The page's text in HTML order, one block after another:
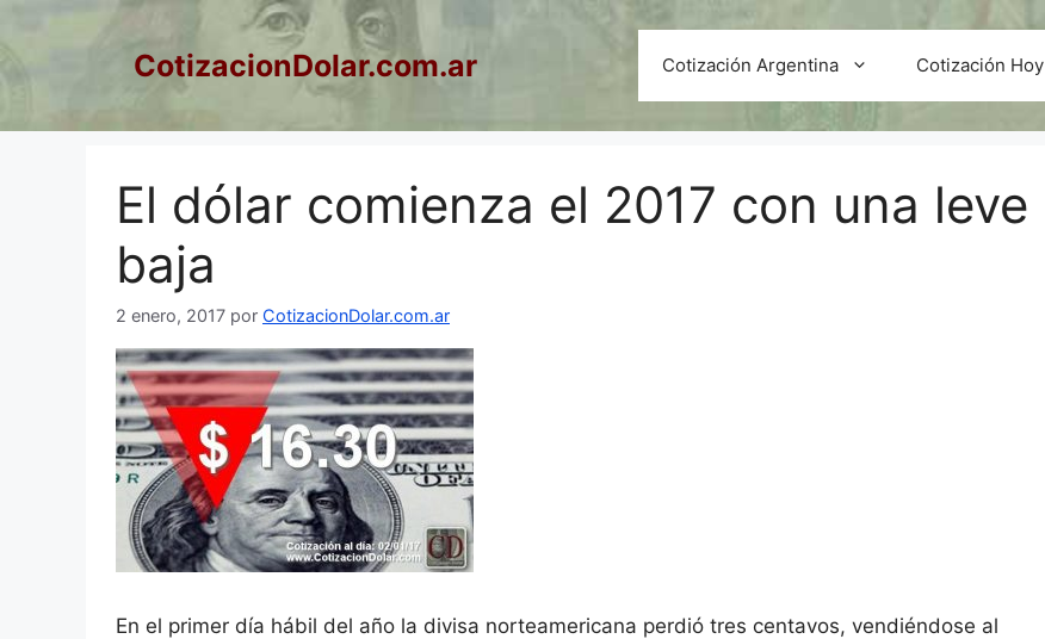
al
CotizacionDolar.com.ar Cotización Argentina Cotización Hoy
El dólar comienza el 2017 con una leve
baja
2 enero, 2017 por CotizacionDolar.com.ar
En el primer día hábil del año la divisa norteamericana perdió tres centavos, vendiéndose al